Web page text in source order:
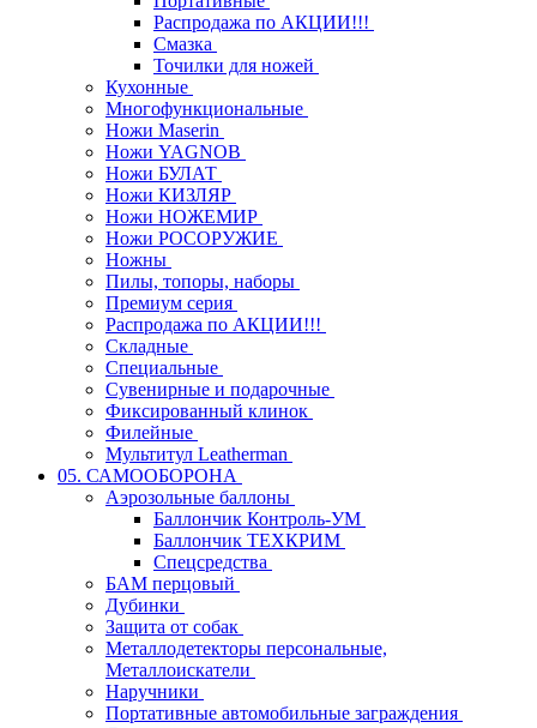
Распродажа по АКЦИИ!!!
Смазка
Точилки для ножей
Кухонные
Многофункциональные
Ножи Maserin
Ножи YAGNOB
Ножи БУЛАТ
Ножи КИЗЛЯР
Ножи НОЖЕМИР
Ножи РОСОРУЖИЕ
Ножны
Пилы, топоры, наборы
Премиум серия
Распродажа по АКЦИИ!!!
Складные
Специальные
Сувенирные и подарочные
Фиксированный клинок
Филейные
Мультитул Leatherman
05. САМООБОРОНА
Аэрозольные баллоны
Баллончик Контроль-УМ
Баллончик ТЕХКРИМ
Спецсредства
БАМ перцовый
Дубинки
Защита от собак
Металлодетекторы персональные,
Металлоискатели
Наручники
Портативные автомобильные заграждения